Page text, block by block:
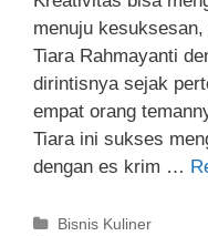
menuju
Tiara Rahmayanti
dirintisnya sejak
empat orang
Tiara ini sukses
dengan es krim …
C
Bisnis Kuliner